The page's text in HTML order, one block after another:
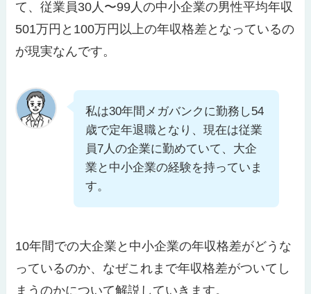
て、従業員30人〜99人の中小企業の男性平均年収
501万円と100万円以上の年収格差となっているの
が現実なんです。
私は30年間メガバンクに勤務し54
歳で定年退職となり、現在は従業
員7人の企業に勤めていて、大企
業と中小企業の経験を持っていま
す。
10年間での大企業と中小企業の年収格差がどうな
っているのか、なぜこれまで年収格差がついてし
まうのかについて解説していきます。